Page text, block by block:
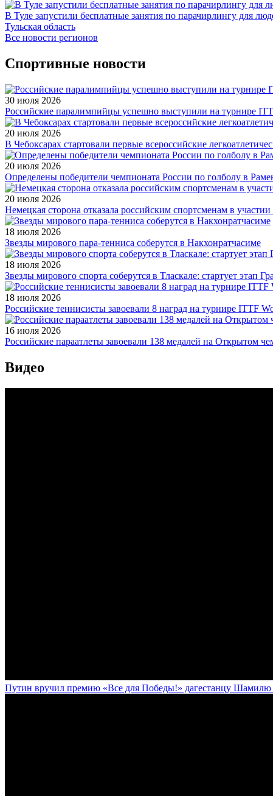
В Туле запустили бесплатные занятия по парачирлингу для
Тульская область
Все новости регионов
Спортивные новости
30 июля 2026
Российские паралимпийцы успешно выступили на турнире
20 июля 2026
В Чебоксарах стартовали первые всероссийские
20 июля 2026
Определены победители чемпионата России по голболу в
20 июля 2026
Немецкая сторона отказала российским спортсменам в
18 июля 2026
Звезды мирового пара-тенниса соберутся в Накхонратчасиме
18 июля 2026
Звезды мирового спорта соберутся в Тласкале: стартует этап
18 июля 2026
Российские теннисисты завоевали 8 наград на турнире ITTF
16 июля 2026
Российские параатлеты завоевали 138 медалей на Открытом
Видео
Путин вручил премию «Все для Победы!» дагестанцу Шамилю